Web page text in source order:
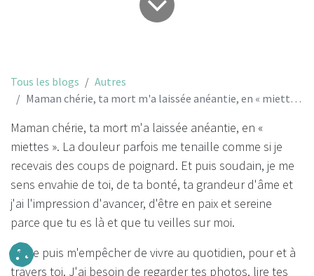
Tous les blogs
Autres
Maman chérie, ta mort m'a laissée anéantie, en « miettes »...
Maman chérie, ta mort m'a laissée anéantie, en «
miettes ». La douleur parfois me tenaille comme si je
recevais des coups de poignard. Et puis soudain, je me
sens envahie de toi, de ta bonté, ta grandeur d'âme et
j'ai l'impression d'avancer, d'être en paix et sereine
parce que tu es là et que tu veilles sur moi.
Je ne puis m'empêcher de vivre au quotidien, pour et à
travers toi. J'ai besoin de regarder tes photos, lire tes